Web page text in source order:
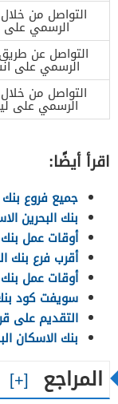
التواصل من
الرسمي على
التواصل عن
الرسمي على
التواصل من
الرسمي على
اقرأ أيضًا:
جميع فروع بنك
بنك البحرين
أوقات عمل بنك
أقرب فرع بنك
أوقات عمل بنك
سويفت كود
التقديم على
بنك الاسكان
المراجع